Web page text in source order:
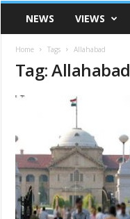
VSK
TelanganaNEWS VIEWS
Home Tags Allahabad
Tag: Allahabad